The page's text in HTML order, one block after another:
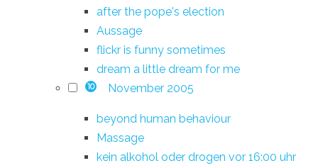
after the pope's election
Aussage
flickr is funny sometimes
dream a little dream for me
10 November 2005
beyond human behaviour
Massage
kein alkohol oder drogen vor 16:00 uhr